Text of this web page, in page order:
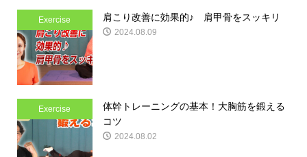
Exercise 肩こり改善に効果的♪ 肩甲骨をスッキリ
2024.08.09
Exercise
体幹トレーニングの基本！大胸筋を鍛える
コツ
2024.08.02